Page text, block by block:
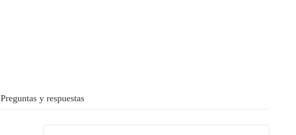
Preguntas y respuestas